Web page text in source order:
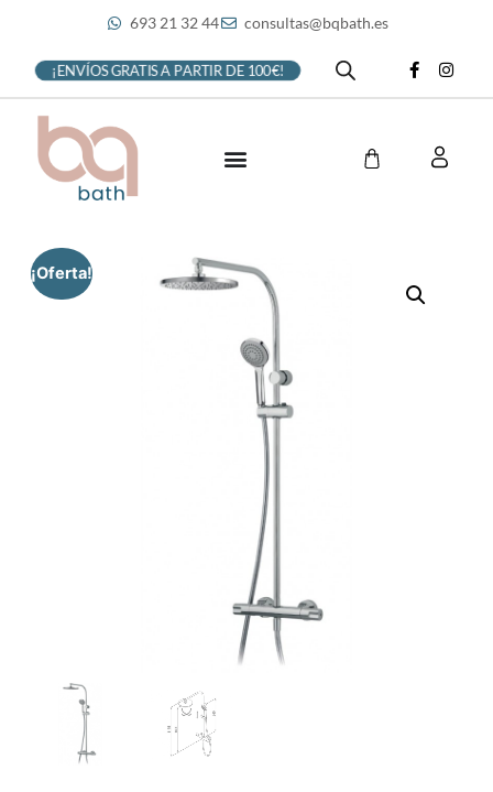
693 21 32 44 consultas@bqbath.es
¡ENVÍOS GRATIS A PARTIR DE 100€!
¡Oferta!